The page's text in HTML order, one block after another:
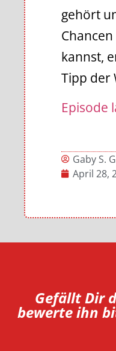
gehört
kannst,
Tipp der
Episode
Gaby S.
April 28,
Gefällt Dir
bewerte ihn